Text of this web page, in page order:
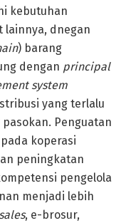
kebutuhan
lainnya, dnegan
) barang
dengan principal
system
yang terlalu
Penguatan
koperasi
peningkatan
pengelola
menjadi lebih
, e-brosur,